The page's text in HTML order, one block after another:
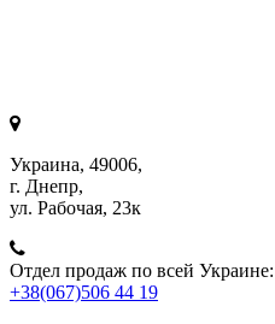
Украина, 49006,
г. Днепр,
ул. Рабочая, 23к
Отдел продаж по всей Украине:
+38(067)506 44 19